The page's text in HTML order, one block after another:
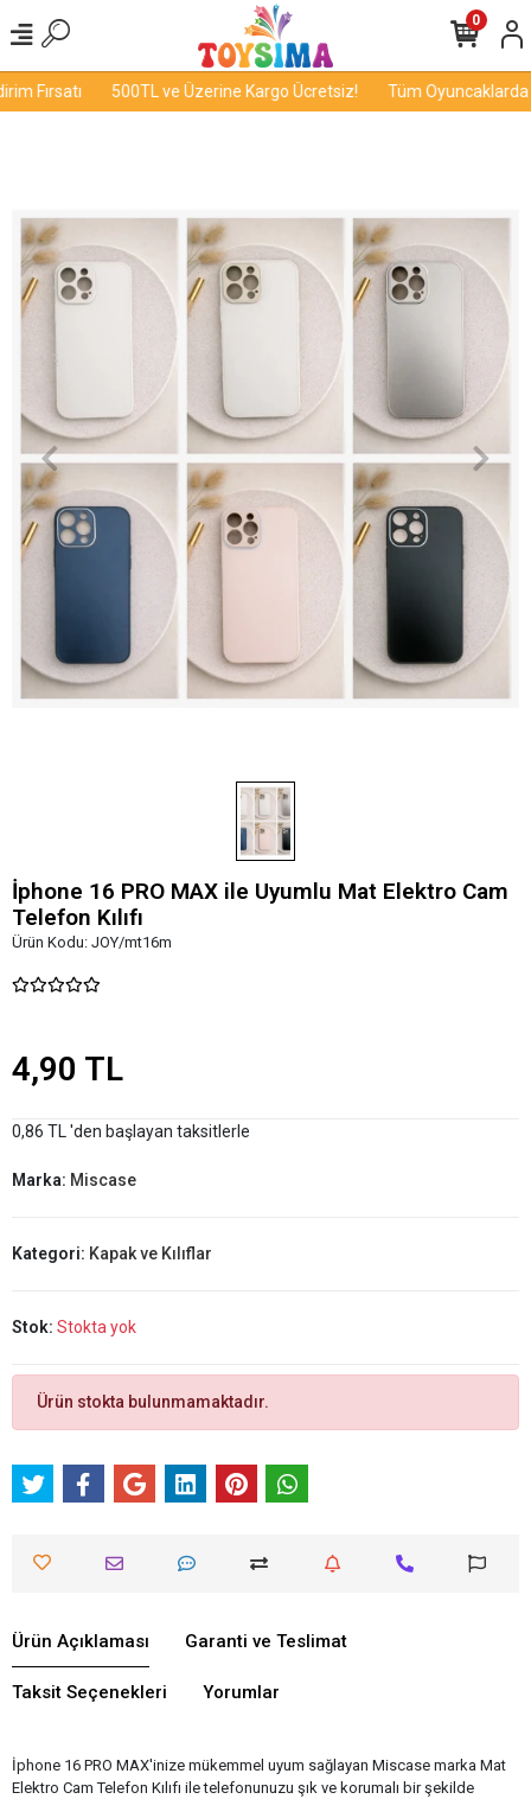
Fırsatı 500TL ve Üzerine Kargo Ücretsiz! Tüm Oyuncaklarda
0
İphone 16 PRO MAX ile Uyumlu Mat Elektro Cam
Telefon Kılıfı
Ürün Kodu: JOY/mt16m
4,90 TL
0,86 TL 'den başlayan taksitlerle
Marka: Miscase
Kategori: Kapak ve Kılıflar
Stok: Stokta yok
Ürün stokta bulunmamaktadır.
Ürün Açıklaması Garanti ve Teslimat
Taksit Seçenekleri Yorumlar
İphone 16 PRO MAX'inize mükemmel uyum sağlayan Miscase marka Mat
Elektro Cam Telefon Kılıfı ile telefonunuzu şık ve korumalı bir şekilde